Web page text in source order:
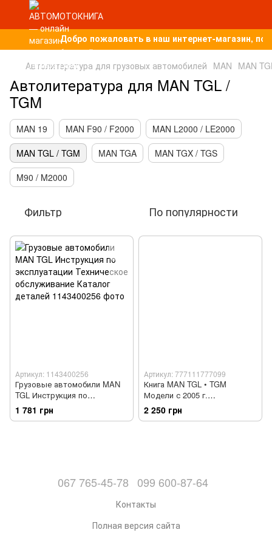
Добро пожаловать в наш интернет-магазин,
Автолитература для грузовых автомобилей MAN MAN
Автолитература для MAN TGL /
TGM
MAN 19 MAN F90 / F2000
MAN L2000 / LE2000
MAN TGL / TGM
MAN TGA
MAN TGX / TGS
M90 / M2000
Фильтр По популярности
Артикул: 1143400256
Грузовые автомобили MAN
TGL Инструкция по
эксплуатации Техническое
обслуживание Каталог
1 781 грн
Артикул: 777111777099
Книга MAN TGL • TGM
Модели с 2005 г.
Руководство по ремонту и
эксплуатации
2 250 грн
067 765-45-78 099 600-87-64
Контакты
Полная версия сайта